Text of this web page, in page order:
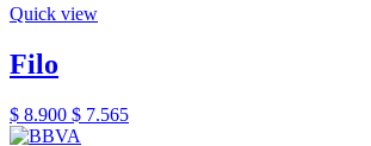
Quick view
Filo
$ 8.900 $ 7.565